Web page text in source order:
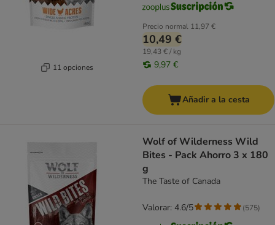
11 opciones
Precio normal 11,97 €
10,49 €
19,43 € / kg
9,97 €
Añadir a la cesta
Wolf of Wilderness Wild
Bites - Pack Ahorro 3 x 180
g
The Taste of Canada
Valorar: 4.6/5 (575)